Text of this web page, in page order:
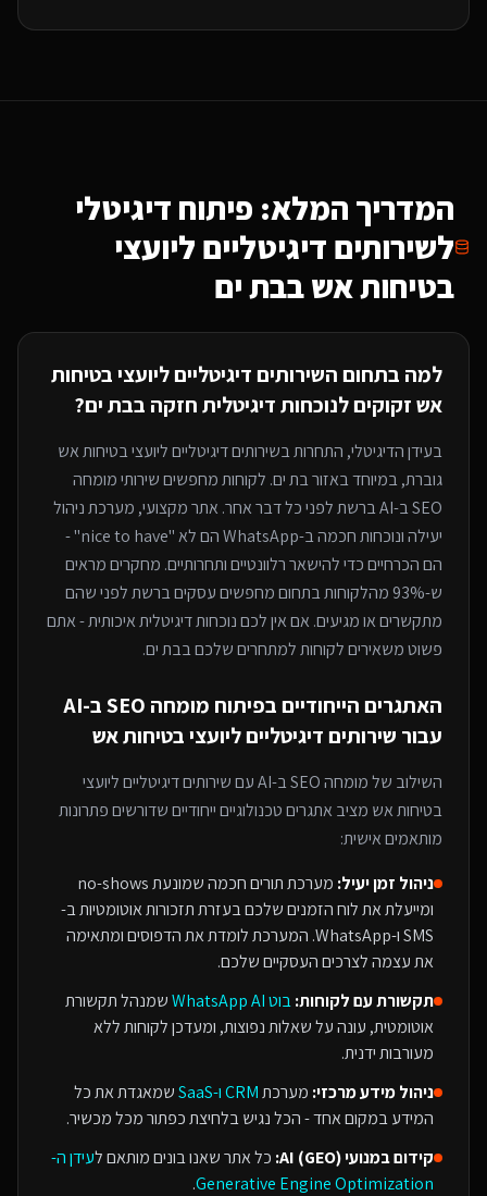
המדריך המלא: פיתוח דיגיטלי
לשירותים דיגיטליים ליועצי
בטיחות אשבבת ים
למה בתחום השירותים דיגיטליים ליועצי בטיחות
אשזקוקים לנוכחות דיגיטלית חזקה בבת ים?
בעידן הדיגיטלי, התחרות בשירותים דיגיטליים ליועצי בטיחות אש
גוברת, במיוחדבאזור בת ים. לקוחות מחפשים שירותימומחה
SEO ב-AI
ברשת לפני כל דבר אחר. אתר מקצועי, מערכת ניהול
יעילה ונוכחות חכמה ב-WhatsApp הם לא "nice to have" -
הם הכרחיים כדי להישאר רלוונטיים ותחרותיים. מחקרים מראים
ש-93% מהלקוחות בתחום מחפשים עסקים ברשת לפני שהם
מתקשרים או מגיעים. אם אין לכם נוכחות דיגיטלית איכותית - אתם
פשוט משאירים לקוחות למתחריםשלכם בבת ים.
האתגרים הייחודיים בפיתוח מומחה SEO ב-AI
עבור שירותים דיגיטליים ליועצי בטיחות אש
השילוב שלמומחה SEO ב-AI עםשירותים דיגיטליים ליועצי
בטיחות אש מציב אתגרים טכנולוגיים ייחודיים שדורשים פתרונות
מותאמים אישית:
ניהול זמן יעיל:
מערכת תורים חכמה שמונעת no-shows
ומייעלת את לוח הזמנים שלכם בעזרת תזכורות אוטומטיות ב-
SMS ו-WhatsApp. המערכת לומדת את הדפוסים ומתאימה
את עצמה לצרכים העסקיים שלכם.
תקשורת עם לקוחות:בוט WhatsApp AI
שמנהל תקשורת
אוטומטית, עונה על שאלות נפוצות, ומעדכן לקוחות ללא
מעורבות ידנית.
ניהול מידע מרכזי: מערכתCRM ו-SaaS
שמאגדת את כל
המידע במקום אחד - הכל נגיש בלחיצת כפתור מכל מכשיר.
קידום במנועי AI (GEO):
כל אתר שאנו בונים מותאם לעידן ה-
Generative Engine Optimization
.